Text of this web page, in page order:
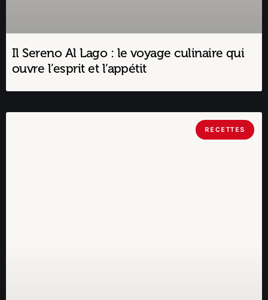
Il Sereno Al Lago : le voyage culinaire qui
ouvre l’esprit et l’appétit
RECETTES